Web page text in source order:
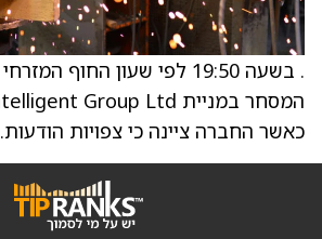
כאשר החברה ציינה כי צפויות הודעות.